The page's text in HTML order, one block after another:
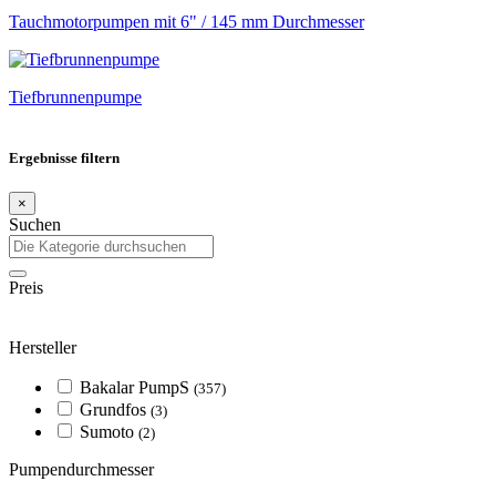
Tauchmotorpumpen mit 6" / 145 mm Durchmesser
Tiefbrunnenpumpe
Ergebnisse filtern
×
Suchen
Preis
Hersteller
Bakalar PumpS (357)
Grundfos (3)
Sumoto (2)
Pumpendurchmesser